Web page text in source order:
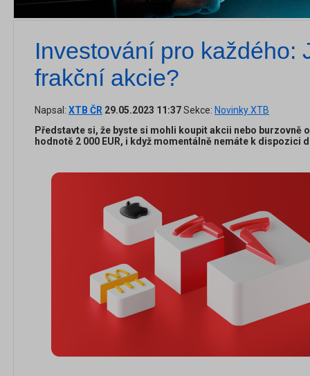
Investování pro každého:
frakční akcie?
Napsal: XTB ČR 29.05.2023 11:37Sekce: Novinky XTB
Představte si, že byste si mohli koupit akcii nebo burzovně
hodnotě 2 000 EUR, i když momentálně nemáte k dispozici